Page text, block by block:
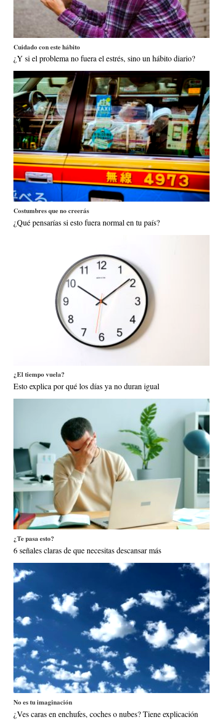
Cuidado con este hábito
¿Y si el problema no fuera el estrés, sino un hábito diario?
Costumbres que no creerás
¿Qué pensarías si esto fuera normal en tu país?
¿El tiempo vuela?
Esto explica por qué los días ya no duran igual
¿Te pasa esto?
6 señales claras de que necesitas descansar más
No es tu imaginación
¿Ves caras en enchufes, coches o nubes? Tiene explicación